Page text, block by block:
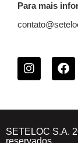
Para mais
SETELOC S.A.
reservados